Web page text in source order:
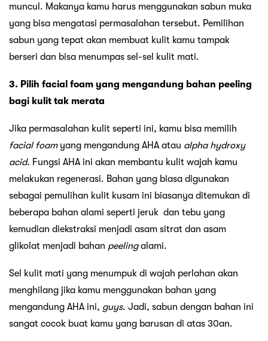
muncul. Makanya kamu harus menggunakan sabun muka
yang bisa mengatasi permasalahan tersebut. Pemilihan
sabun yang tepat akan membuat kulit kamu tampak
berseri dan bisa menumpas sel-sel kulit mati.
3. Pilih facial foam yang mengandung bahan peeling
bagi kulit tak merata
Jika permasalahan kulit seperti ini, kamu bisa memilih
facial foam yang mengandung AHA atau alpha hydroxy
acid. Fungsi AHA ini akan membantu kulit wajah kamu
melakukan regenerasi. Bahan yang biasa digunakan
sebagai pemulihan kulit kusam ini biasanya ditemukan di
beberapa bahan alami seperti jeruk dan tebu yang
kemudian diekstraksi menjadi asam sitrat dan asam
glikolat menjadi bahan peelingalami.
Sel kulit mati yang menumpuk di wajah perlahan akan
menghilang jika kamu menggunakan bahan yang
mengandung AHA ini, guys. Jadi, sabun dengan bahan ini
sangat cocok buat kamu yang barusan di atas 30an.